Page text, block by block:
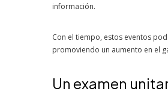
información.
Con el tiempo, estos eventos
promoviendo un aumento en el
Un examen